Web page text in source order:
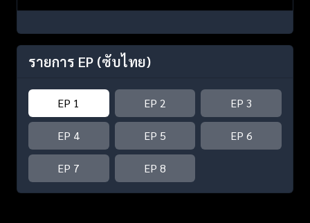
รายการ EP (ซับไทย)
EP 1 EP 2 EP 3
EP 4 EP 5 EP 6
EP 7 EP 8